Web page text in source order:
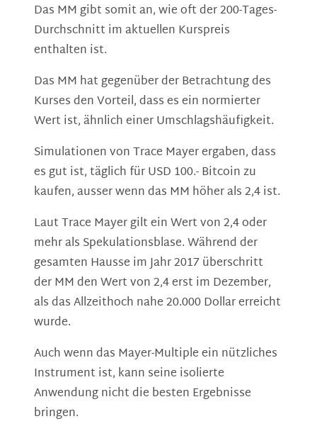
Das MM gibt somit an, wie oft der 200-Tages-
Durchschnitt im aktuellen Kurspreis
enthalten ist.
Das MM hat gegenüber der Betrachtung des
Kurses den Vorteil, dass es ein normierter
Wert ist, ähnlich einer Umschlagshäufigkeit.
Simulationen von Trace Mayer ergaben, dass
es gut ist, täglich für USD 100.- Bitcoin zu
kaufen, ausser wenn das MM höher als 2,4 ist.
Laut Trace Mayer gilt ein Wert von 2,4 oder
mehr als Spekulationsblase. Während der
gesamten Hausse im Jahr 2017 überschritt
der MM den Wert von 2,4 erst im Dezember,
als das Allzeithoch nahe 20.000 Dollar erreicht
wurde.
Auch wenn das Mayer-Multiple ein nützliches
Instrument ist, kann seine isolierte
Anwendung nicht die besten Ergebnisse
bringen.